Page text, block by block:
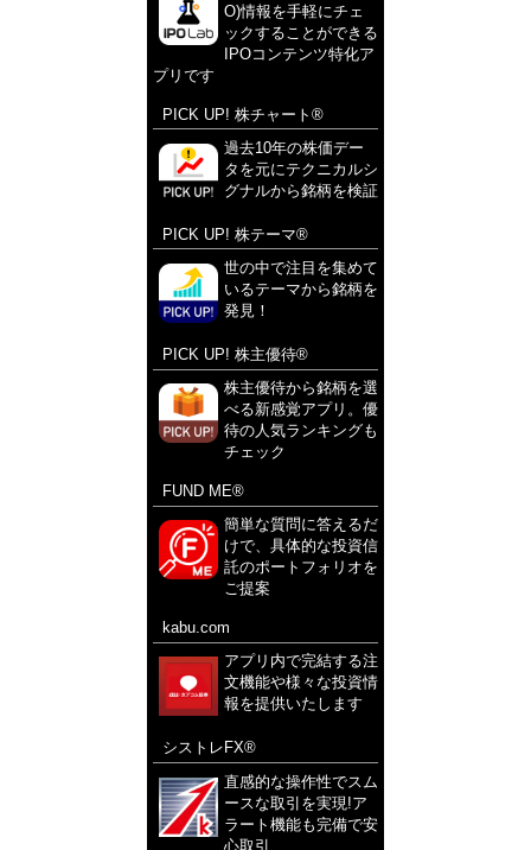
O)情報を手軽にチェ
ックすることができる
IPOコンテンツ特化ア
プリです
PICK UP! 株チャート®
過去10年の株価デー
タを元にテクニカルシ
グナルから銘柄を検証
PICK UP! 株テーマ®
世の中で注目を集めて
いるテーマから銘柄を
発見！
PICK UP! 株主優待®
株主優待から銘柄を選
べる新感覚アプリ。優
待の人気ランキングも
チェック
FUND ME®
簡単な質問に答えるだ
けで、具体的な投資信
託のポートフォリオを
ご提案
kabu.com
アプリ内で完結する注
文機能や様々な投資情
報を提供いたします
シストレFX®
直感的な操作性でスム
ースな取引を実現!ア
ラート機能も完備で安
心取引